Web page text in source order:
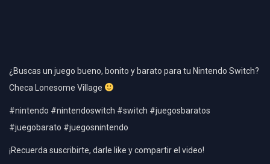
¿Buscas un juego bueno, bonito y barato para tu Nintendo Switch?
Checa Lonesome Village
#nintendo #nintendoswitch #switch #juegosbaratos
#juegobarato #juegosnintendo
¡Recuerda suscribirte, darle like y compartir el video!